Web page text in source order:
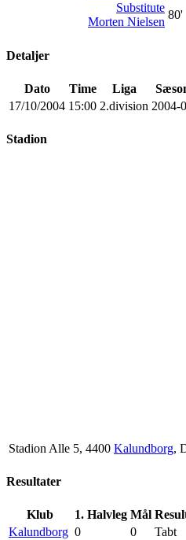
Substitute
Morten Nielsen
80'
Detaljer
Dato Time Liga
17/10/2004 15:00 2.division 2004-
Stadion
Stadion Alle 5, 4400 Kalundborg,
Resultater
Klub 1. Halvleg Mål
Kalundborg 0 0
Tabt